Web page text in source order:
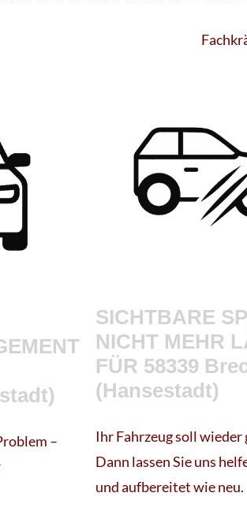
–
SICHTBARE
NICHT MEHR
FÜR 58339
(Hansestadt)
Ihr Fahrzeug soll wieder
Dann lassen Sie uns
und aufbereitet wie neu.